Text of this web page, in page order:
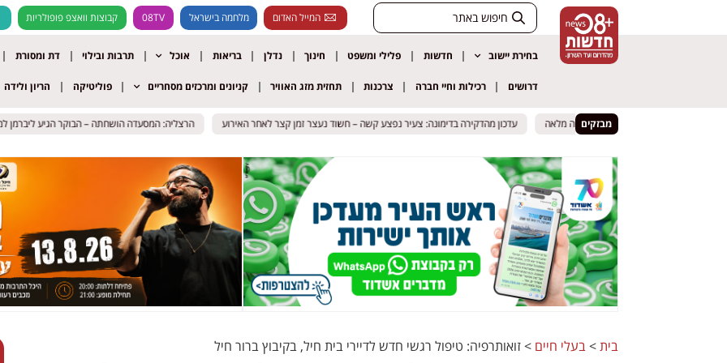
המייל האדום מלחמה בישראל 08TV קבוצות וואצפ פופולריות
בחירת יישוב חדשות פלילי ומשפט חינוך נדלן בריאות אוכל תרבות ובילוי דת ומסורת
דרושים רכילות וחיי חברה צרכנות תחזית מזג האוויר קניונים ומרכזים מסחריים פוליטיקה הריון ולידה
מבזקים עדכון מהדקירה בדימונה: צעיר נפצע קשה – חשוד נעצר זמן קצר לאחר האירוע הרצליה: המסעדה הושחתה – הבוקר הגיע ליברמן עדכון מהדקירה בדימונה: צעיר נפצע קשה – חשוד נעצר זמן קצר לאחר האירוע הרצליה: המסעדה הושחתה – הבוקר הגיע ליברמן
בית>בעלי חיים >זואותרפיה: טיפול רגשי חדש לדיירי בית חיל, בקיבוץ ברור חיל